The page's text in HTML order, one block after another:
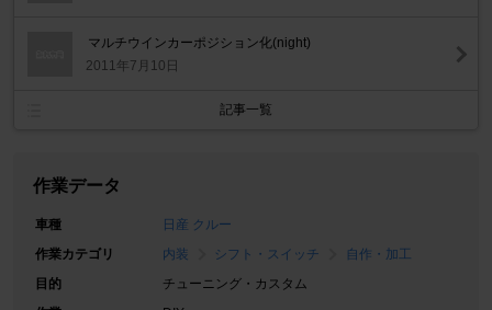
マルチウインカーポジション化(night)
2011年7月10日
記事一覧
作業データ
車種
日産 クルー
作業カテゴリ
内装 シフト・スイッチ
自作・加工
目的
チューニング・カスタム